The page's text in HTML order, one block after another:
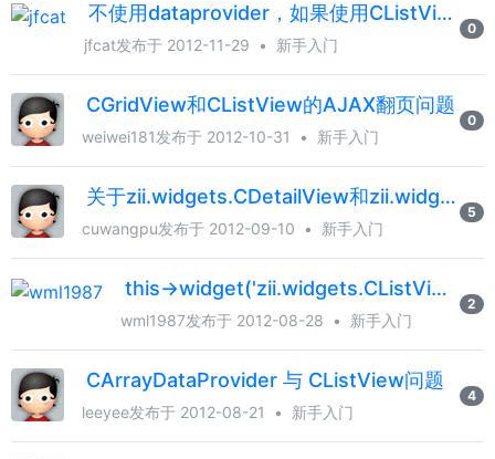
不使用dataprovider，如果使用CListView
jfcat发布于 2012-11-29 • 新手入门
0
CGridView和CListView的AJAX翻页问题
weiwei181发布于 2012-10-31 • 新手入门
0
关于zii.widgets.CDetailView和zii.widgets.CListView
cuwangpu发布于 2012-09-10 • 新手入门
5
this->widget('zii.widgets.CListView' 怎么设置不让他分页呢？
wml1987发布于 2012-08-28 • 新手入门
2
CArrayDataProvider 与 CListView问题
leeyee发布于 2012-08-21 • 新手入门
4